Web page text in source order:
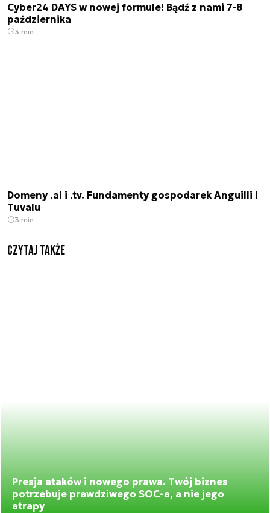
Cyber24 DAYS w nowej formule! Bądź z nami 7-8
października
3 min.
Domeny .ai i .tv. Fundamenty gospodarek Anguilli i
Tuvalu
3 min.
Czytaj także
Presja ataków i nowego prawa. Twój biznes
potrzebuje prawdziwego SOC-a, a nie jego
atrapy